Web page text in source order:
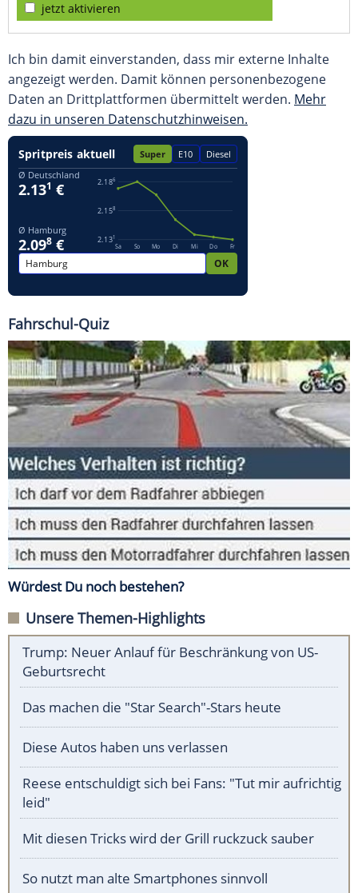
jetzt aktivieren
Ich bin damit einverstanden, dass mir externe Inhalte
angezeigt werden. Damit können personenbezogene
Daten an Drittplattformen übermittelt werden. Mehr
dazu in unseren Datenschutzhinweisen.
Fahrschul-Quiz
Würdest Du noch bestehen?
Unsere Themen-Highlights
Trump: Neuer Anlauf für Beschränkung von US-
Geburtsrecht
Das machen die "Star Search"-Stars heute
Diese Autos haben uns verlassen
Reese entschuldigt sich bei Fans: "Tut mir aufrichtig
leid"
Mit diesen Tricks wird der Grill ruckzuck sauber
So nutzt man alte Smartphones sinnvoll